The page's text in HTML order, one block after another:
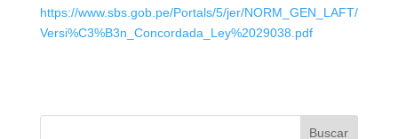
https://www.sbs.gob.pe/Portals/5/jer/NORM_GEN_LAFT/
Versi%C3%B3n_Concordada_Ley%2029038.pdf